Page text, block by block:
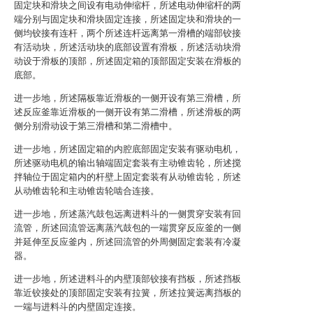
固定块和滑块之间设有电动伸缩杆，所述电动伸缩杆的两
端分别与固定块和滑块固定连接，所述固定块和滑块的一
侧均铰接有连杆，两个所述连杆远离第一滑槽的端部铰接
有活动块，所述活动块的底部设置有滑板，所述活动块滑
动设于滑板的顶部，所述固定箱的顶部固定安装在滑板的
底部。
进一步地，所述隔板靠近滑板的一侧开设有第三滑槽，所
述反应釜靠近滑板的一侧开设有第二滑槽，所述滑板的两
侧分别滑动设于第三滑槽和第二滑槽中。
进一步地，所述固定箱的内腔底部固定安装有驱动电机，
所述驱动电机的输出轴端固定套装有主动锥齿轮，所述搅
拌轴位于固定箱内的杆壁上固定套装有从动锥齿轮，所述
从动锥齿轮和主动锥齿轮啮合连接。
进一步地，所述蒸汽鼓包远离进料斗的一侧贯穿安装有回
流管，所述回流管远离蒸汽鼓包的一端贯穿反应釜的一侧
并延伸至反应釜内，所述回流管的外周侧固定套装有冷凝
器。
进一步地，所述进料斗的内壁顶部铰接有挡板，所述挡板
靠近铰接处的顶部固定安装有拉簧，所述拉簧远离挡板的
一端与进料斗的内壁固定连接。